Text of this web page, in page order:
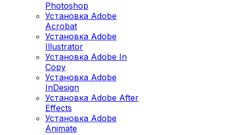
Photoshop
Установка Adobe
Acrobat
Установка Adobe
Illustrator
Установка Adobe In
Copy
Установка Adobe
InDesign
Установка Adobe After
Effects
Установка Adobe
Animate